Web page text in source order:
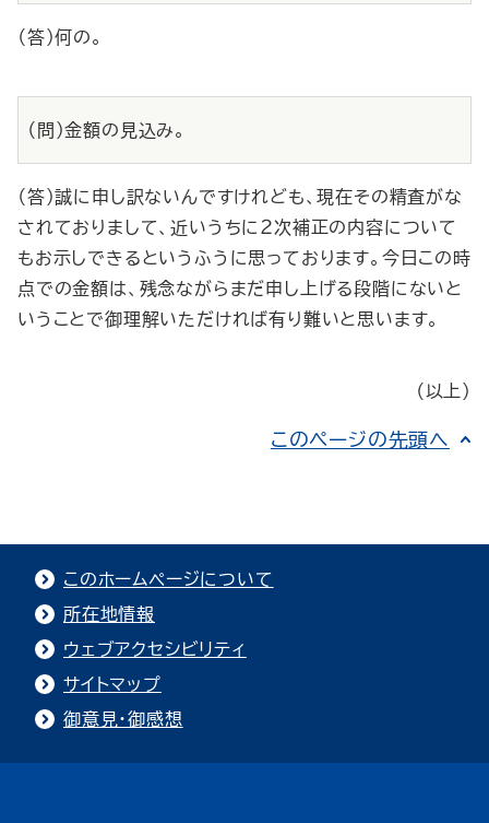
（答）何の。
（問）金額の見込み。
（答）誠に申し訳ないんですけれども、現在その精査がな
されておりまして、近いうちに２次補正の内容について
もお示しできるというふうに思っております。今日この時
点での金額は、残念ながらまだ申し上げる段階にないと
いうことで御理解いただければ有り難いと思います。
（以上）
このページの先頭へ
このホームページについて
所在地情報
ウェブアクセシビリティ
サイトマップ
御意見・御感想